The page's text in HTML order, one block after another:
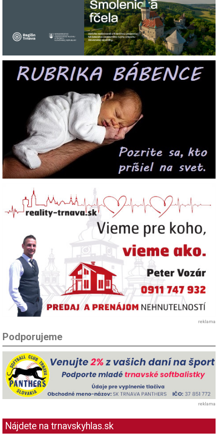
reklama
Podporujeme
reklama
Nájdete na trnavskyhlas.sk